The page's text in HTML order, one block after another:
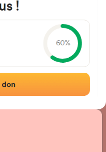
libre
et avis